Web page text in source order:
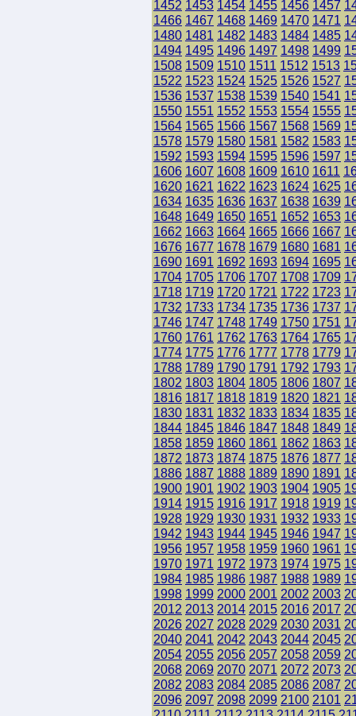
1452 1453 1454 1455 1456 1457
1466 1467 1468 1469 1470 1471
1480 1481 1482 1483 1484 1485
1494 1495 1496 1497 1498 1499
1508 1509 1510 1511 1512 1513
1522 1523 1524 1525 1526 1527
1536 1537 1538 1539 1540 1541
1550 1551 1552 1553 1554 1555
1564 1565 1566 1567 1568 1569
1578 1579 1580 1581 1582 1583
1592 1593 1594 1595 1596 1597
1606 1607 1608 1609 1610 1611
1620 1621 1622 1623 1624 1625
1634 1635 1636 1637 1638 1639
1648 1649 1650 1651 1652 1653
1662 1663 1664 1665 1666 1667
1676 1677 1678 1679 1680 1681
1690 1691 1692 1693 1694 1695
1704 1705 1706 1707 1708 1709
1718 1719 1720 1721 1722 1723
1732 1733 1734 1735 1736 1737
1746 1747 1748 1749 1750 1751
1760 1761 1762 1763 1764 1765
1774 1775 1776 1777 1778 1779
1788 1789 1790 1791 1792 1793
1802 1803 1804 1805 1806 1807
1816 1817 1818 1819 1820 1821
1830 1831 1832 1833 1834 1835
1844 1845 1846 1847 1848 1849
1858 1859 1860 1861 1862 1863
1872 1873 1874 1875 1876 1877
1886 1887 1888 1889 1890 1891
1900 1901 1902 1903 1904 1905
1914 1915 1916 1917 1918 1919
1928 1929 1930 1931 1932 1933
1942 1943 1944 1945 1946 1947
1956 1957 1958 1959 1960 1961
1970 1971 1972 1973 1974 1975
1984 1985 1986 1987 1988 1989
1998 1999 2000 2001 2002 2003
2012 2013 2014 2015 2016 2017
2026 2027 2028 2029 2030 2031
2040 2041 2042 2043 2044 2045
2054 2055 2056 2057 2058 2059
2068 2069 2070 2071 2072 2073
2082 2083 2084 2085 2086 2087
2096 2097 2098 2099 2100 2101